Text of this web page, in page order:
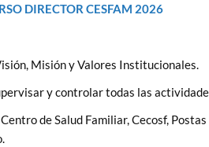
DIRECTOR CESFAM 2026
Misión y Valores Institucionales.
y controlar todas las
de Salud Familiar, Cecosf,